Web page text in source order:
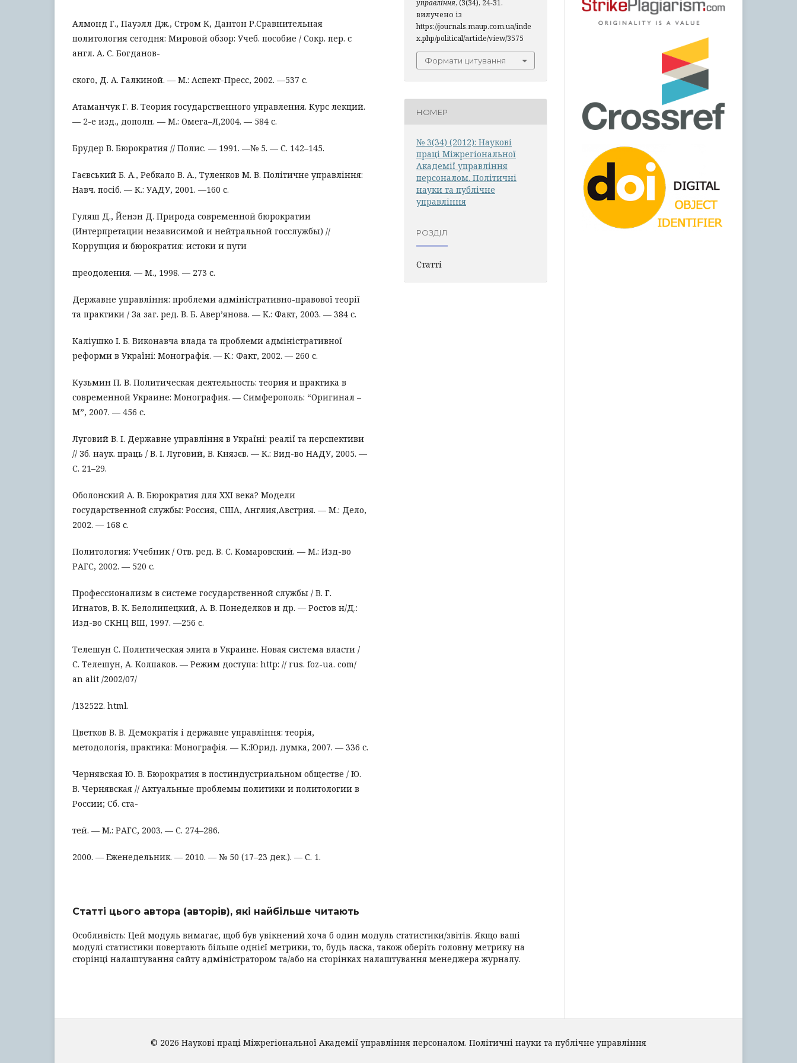
Алмонд Г., Пауэлл Дж., Стром К, Дантон Р.Сравнительная
политология сегодня: Мировой обзор: Учеб. пособие / Сокр. пер. с
англ. А. С. Богданов-
ского, Д. А. Галкиной. — М.: Аспект-Пресс, 2002. —537 с.
Атаманчук Г. В. Теория государственного управления. Курс лекций.
— 2-е изд., дополн. — М.: Омега–Л,2004. — 584 с.
Брудер В. Бюрократия // Полис. — 1991. —№ 5. — С. 142–145.
Гаєвський Б. А., Ребкало В. А., Туленков М. В. Політичне управління:
Навч. посіб. — К.: УАДУ, 2001. —160 с.
Гуляш Д., Йенэн Д. Природа современной бюрократии
(Интерпретации независимой и нейтральной госслужбы) //
Коррупция и бюрократия: истоки и пути
преодоления. — М., 1998. — 273 с.
Державне управління: проблеми адміністративно-правової теорії
та практики / За заг. ред. В. Б. Авер’янова. — К.: Факт, 2003. — 384 с.
Каліушко І. Б. Виконавча влада та проблеми адміністративної
реформи в Україні: Монографія. — К.: Факт, 2002. — 260 с.
Кузьмин П. В. Политическая деятельность: теория и практика в
современной Украине: Монография. — Симферополь: “Оригинал –
М”, 2007. — 456 с.
Луговий В. І. Державне управління в Україні: реалії та перспективи
// Зб. наук. праць / В. І. Луговий, В. Князєв. — К.: Вид-во НАДУ, 2005. —
С. 21–29.
Оболонский А. В. Бюрократия для XXI века? Модели
государственной службы: Россия, США, Англия,Австрия. — М.: Дело,
2002. — 168 с.
Политология: Учебник / Отв. ред. B. C. Комаровский. — М.: Изд-во
РАГС, 2002. — 520 с.
Профессионализм в системе государственной службы / В. Г.
Игнатов, В. К. Белолипецкий, А. В. Понеделков и др. — Ростов н/Д.:
Изд-во СКНЦ ВШ, 1997. —256 с.
Телешун С. Политическая элита в Украине. Новая система власти /
С. Телешун, А. Колпаков. — Режим доступа: http: // rus. foz-ua. com/
an alit /2002/07/
/132522. html.
Цветков В. В. Демократія і державне управління: теорія,
методологія, практика: Монографія. — К.:Юрид. думка, 2007. — 336 с.
Чернявская Ю. В. Бюрократия в постиндустриальном обществе / Ю.
В. Чернявская // Актуальные проблемы политики и политологии в
России; Сб. ста-
тей. — М.: РАГС, 2003. — С. 274–286.
2000. — Еженедельник. — 2010. — № 50 (17–23 дек.). — С. 1.
управління, (3(34), 24-31.
вилучено із
https://journals.maup.com.ua/inde
x.php/political/article/view/3575
Формати цитування
НОМЕР
№ 3(34) (2012): Наукові
праці Міжрегіональної
Академії управління
персоналом. Політичні
науки та публічне
управління
РОЗДІЛ
Статті
Статті цього автора (авторів), які найбільше читають
Особливість: Цей модуль вимагає, щоб був увікнений хоча б один модуль статистики/звітів. Якщо ваші
модулі статистики повертають більше однієї метрики, то, будь ласка, також оберіть головну метрику на
сторінці налаштування сайту адміністратором та/або на сторінках налаштування менеджера журналу.
© 2026 Наукові праці Міжрегіональної Академії управління персоналом. Політичні науки та публічне управління